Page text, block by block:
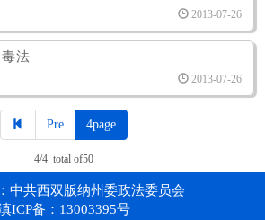
2013-07-26
法
2013-07-26
Pre 4page
4/4 total of50
中共西双版纳州委政法委员会
ICP备：13003395号